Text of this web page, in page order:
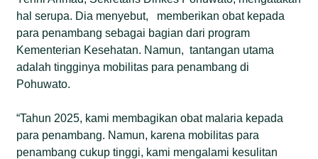
hal serupa. Dia menyebut, memberikan obat kepada
para penambang sebagai bagian dari program
Kementerian Kesehatan. Namun, tantangan utama
adalah tingginya mobilitas para penambang di
Pohuwato.
“Tahun 2025, kami membagikan obat malaria kepada
para penambang. Namun, karena mobilitas para
penambang cukup tinggi, kami mengalami kesulitan